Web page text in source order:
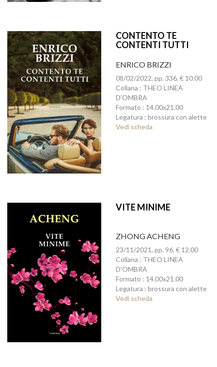
CONTENTO TE
CONTENTI TUTTI
ENRICO BRIZZI
08/02/2022, pp. 336, € 10.00
Collana : THEO LINEA
D'OMBRA
Formato : 14.00x21.00
Legatura : brossura con alette
Vedi scheda
VITE MINIME
ZHONG ACHENG
23/11/2021, pp. 96, € 12.00
Collana : THEO LINEA
D'OMBRA
Formato : 14.00x21.00
Legatura : brossura con alette
Vedi scheda